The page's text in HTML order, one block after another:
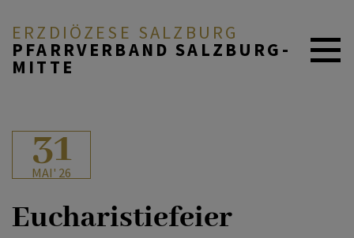
ERZDIÖZESE SALZBURG
PFARRVERBAND SALZBURG-
MITTE
ÜBER UNS
31
MAI' 26
Eucharistiefeier